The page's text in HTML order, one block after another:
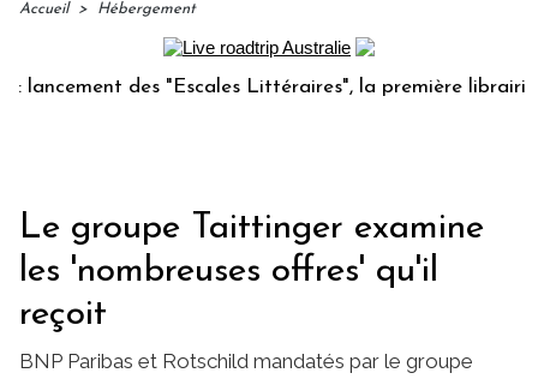
Accueil > Hébergement
des "Escales Littéraires", la première librairie du
Le groupe Taittinger examine
les 'nombreuses offres' qu'il
reçoit
BNP Paribas et Rotschild mandatés par le groupe